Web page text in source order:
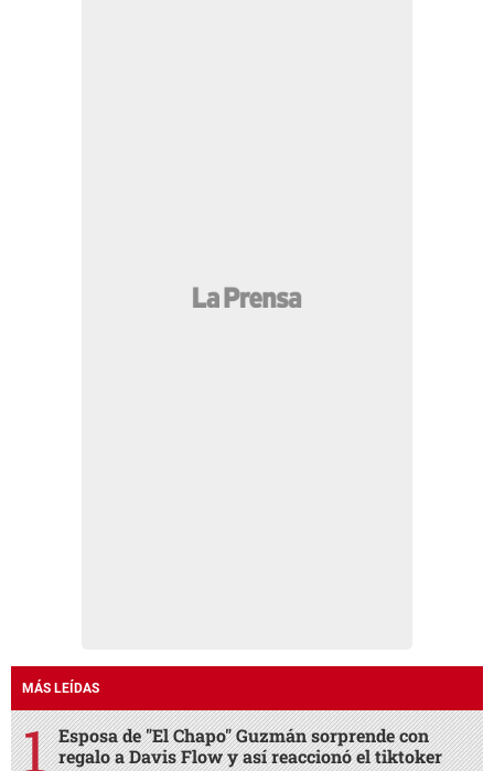
MÁS LEÍDAS
Esposa de "El Chapo" Guzmán sorprende con
regalo a Davis Flow y así reaccionó el tiktoker